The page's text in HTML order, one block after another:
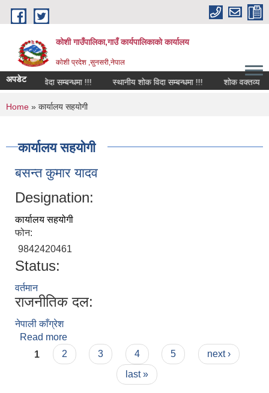
Skip to main content
कोशी गाउँपालिका,गाउँ कार्यपालिकाको कार्यालय
काेशी प्रदेश ,सुनसरी,नेपाल
अपडेटशोक विदा सम्बन्धमा !!! स्थानीय शोक विदा सम्बन्धमा !!! शोक वक्तव्य
You are here
Home » कार्यालय सहयोगी
कार्यालय सहयोगी
बसन्त कुमार यादव
Designation:
कार्यालय सहयोगी
फोन:
9842420461
Status:
वर्तमान
राजनीतिक दल:
नेपाली काँग्रेश
Read more
Pages
1 2 3 4 5
next ›
last »